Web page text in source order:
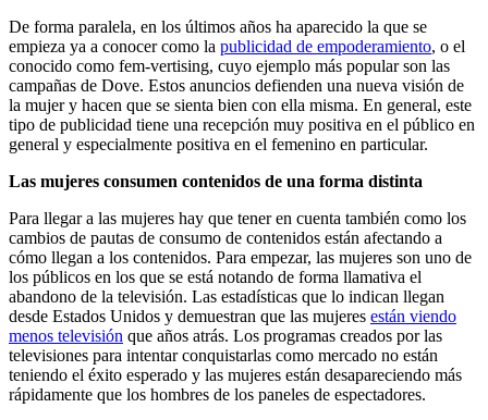
De forma paralela, en los últimos años ha aparecido la que se
empieza ya a conocer como la publicidad de empoderamiento, o el
conocido como fem-vertising, cuyo ejemplo más popular son las
campañas de Dove. Estos anuncios defienden una nueva visión de
la mujer y hacen que se sienta bien con ella misma. En general, este
tipo de publicidad tiene una recepción muy positiva en el público en
general y especialmente positiva en el femenino en particular.
Las mujeres consumen contenidos de una forma distinta
Para llegar a las mujeres hay que tener en cuenta también como los
cambios de pautas de consumo de contenidos están afectando a
cómo llegan a los contenidos. Para empezar, las mujeres son uno de
los públicos en los que se está notando de forma llamativa el
abandono de la televisión. Las estadísticas que lo indican llegan
desde Estados Unidos y demuestran que las mujeres están viendo
menos televisión que años atrás. Los programas creados por las
televisiones para intentar conquistarlas como mercado no están
teniendo el éxito esperado y las mujeres están desapareciendo más
rápidamente que los hombres de los paneles de espectadores.